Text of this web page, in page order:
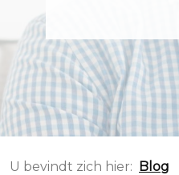
U bevindt zich hier: Blog